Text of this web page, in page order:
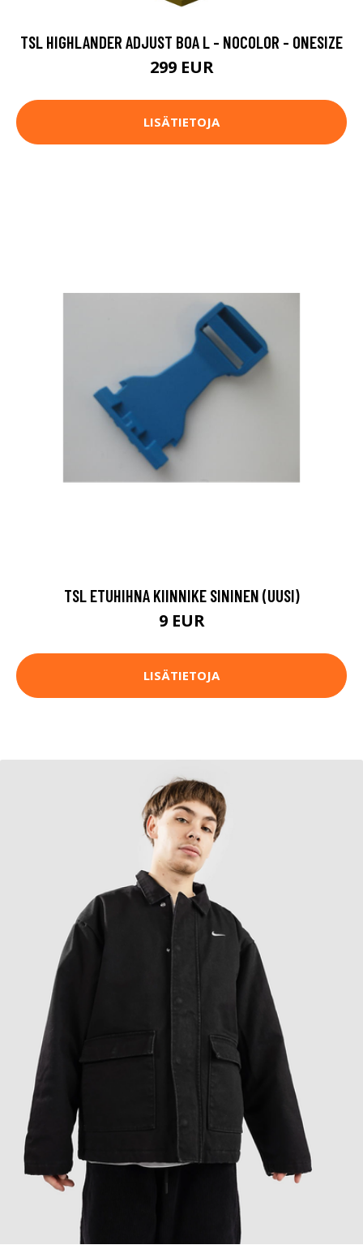
TSL HIGHLANDER ADJUST BOA L - NOCOLOR - ONESIZE
299 EUR
LISÄTIETOJA
TSL ETUHIHNA KIINNIKE SININEN (UUSI)
9 EUR
LISÄTIETOJA